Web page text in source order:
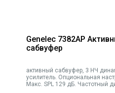
Genelec 7382AP
сабвуфер
активный сабвуфер, 3 НЧ
усилитель. Опциональная
Макс. SPL 129 дБ. Частотный